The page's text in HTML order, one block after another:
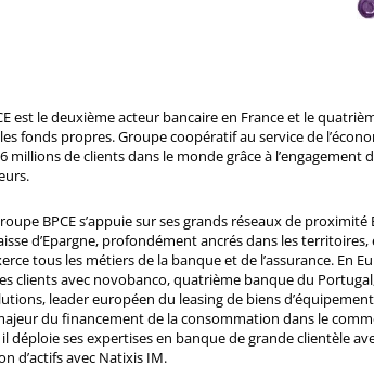
est le deuxième acteur bancaire en France et le
fonds propres. Groupe coopératif au service de
millions de clients dans le monde grâce à l’engagement
BPCE s’appuie sur ses grands réseaux de proximité
d’Epargne, profondément ancrés dans les territoires,
tous les métiers de la banque et de l’assurance. En
clients avec novobanco, quatrième banque du Portugal,
leader européen du leasing de biens
du financement de la consommation dans le
déploie ses expertises en banque de grande clientèle
d’actifs avec Natixis IM.